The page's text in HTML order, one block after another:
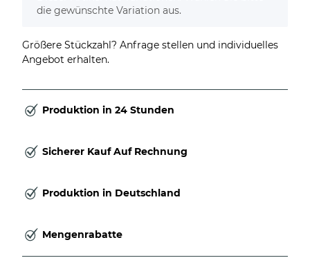
die gewünschte Variation aus.
Größere Stückzahl? Anfrage stellen und individuelles
Angebot erhalten.
Produktion in 24 Stunden
Sicherer Kauf Auf Rechnung
Produktion in Deutschland
Mengenrabatte